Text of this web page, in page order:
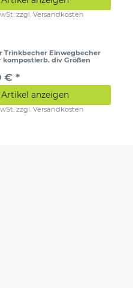
zzgl.Versandkosten
Trinkbecher Einwegbecher
kompostierb. div Größen
€ *
Artikel anzeigen
zzgl.Versandkosten